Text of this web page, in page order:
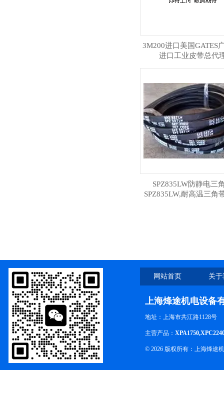
3M200进口美国GATES
进口工业皮带总代
SPZ835LW防静电三
SPZ835LW,耐高温三角
网站首页 关
上海烽途机电设备
地址：上海市共江路1128号
主营产品：
© 2026 版权所有：上海烽途